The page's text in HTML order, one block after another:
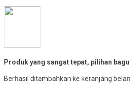
Produk yang sangat tepat, pilihan
Berhasil ditambahkan ke keranjang